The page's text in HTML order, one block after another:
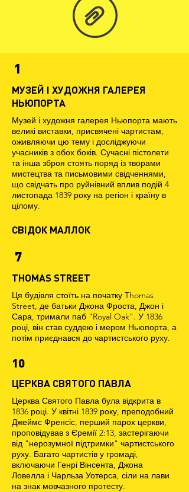
1
МУЗЕЙ І ХУДОЖНЯ ГАЛЕРЕЯ
НЬЮПОРТА
Музей і художня галерея Ньюпорта мають
великі виставки, присвячені чартистам,
оживляючи цю тему і досліджуючи
учасників з обох боків. Сучасні пістолети
та інша зброя стоять поряд із творами
мистецтва та письмовими свідченнями,
що свідчать про руйнівний вплив подій 4
листопада 1839 року на регіон і країну в
цілому.
СВІДОК МАЛЛОК
7
THOMAS STREET
Ця будівля стоїть на початку Thomas
Street, де батьки Джона Фроста, Джон і
Сара, тримали паб "Royal Oak". У 1836
році, він став суддею і мером Ньюпорта, а
потім приєднався до чартистського руху.
10
ЦЕРКВА СВЯТОГО ПАВЛА
Церква Святого Павла була відкрита в
1836 році. У квітні 1839 року, преподобний
Джеймс Френсіс, перший парох церкви,
проповідував з Єремії 2:13, застерігаючи
від "нерозумної підтримки" чартистського
руху. Багато чартистів у громаді,
включаючи Генрі Вінсента, Джона
Ловелла і Чарльза Уотерса, сіли на лави
на знак мовчазного протесту.